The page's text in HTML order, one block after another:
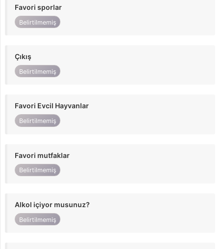
Favori sporlar
Belirtilmemiş
Çıkış
Belirtilmemiş
Favori Evcil Hayvanlar
Belirtilmemiş
Favori mutfaklar
Belirtilmemiş
Alkol içiyor musunuz?
Belirtilmemiş